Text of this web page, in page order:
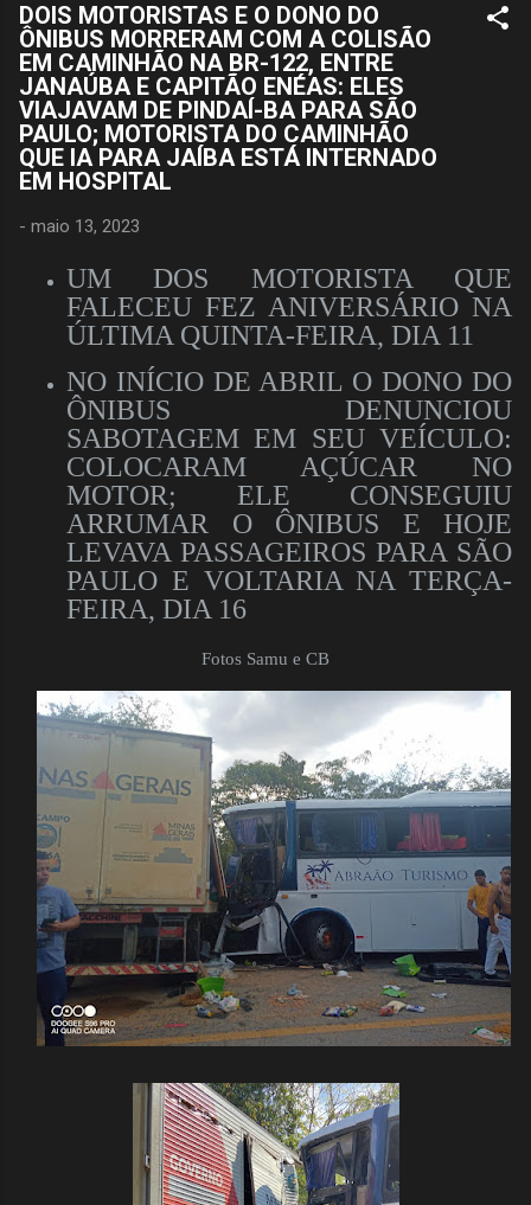
DOIS MOTORISTAS E O DONO DO
ÔNIBUS MORRERAM COM A COLISÃO
EM CAMINHÃO NA BR-122, ENTRE
JANAÚBA E CAPITÃO ENÉAS: ELES
VIAJAVAM DE PINDAÍ-BA PARA SÃO
PAULO; MOTORISTA DO CAMINHÃO
QUE IA PARA JAÍBA ESTÁ INTERNADO
EM HOSPITAL
- maio 13, 2023
UM DOS MOTORISTA QUE
FALECEU FEZ ANIVERSÁRIO NA
ÚLTIMA QUINTA-FEIRA, DIA 11
NO INÍCIO DE ABRIL O DONO DO
ÔNIBUS DENUNCIOU
SABOTAGEM EM SEU VEÍCULO:
COLOCARAM AÇÚCAR NO
MOTOR; ELE CONSEGUIU
ARRUMAR O ÔNIBUS E HOJE
LEVAVA PASSAGEIROS PARA SÃO
PAULO E VOLTARIA NA TERÇA-
FEIRA, DIA 16
Fotos Samu e CB